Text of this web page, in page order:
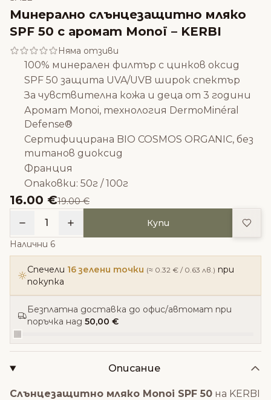
Минерално слънцезащитно мляко
SPF 50 с аромат Monoï – KERBI
Няма отзиви
100% минерален филтър с цинков оксид
SPF 50 защита UVA/UVB широк спектър
За чувствителна кожа и деца от 3 години
Аромат Monoi, технология DermoMinéral
Defense®
Сертифицирана BIO COSMOS ORGANIC, без
титанов диоксид
Франция
Опаковки: 50г / 100г
16.00 €19.00 €
1 Купи
Налични 6
Спечели 16 зелени точки (≈ 0.32 € / 0.63 лв.) при
покупка
Безплатна доставка до офис/автомат при
поръчка над 50,00 €
Описание
Слънцезащитно мляко Monoi SPF 50 на KERBI